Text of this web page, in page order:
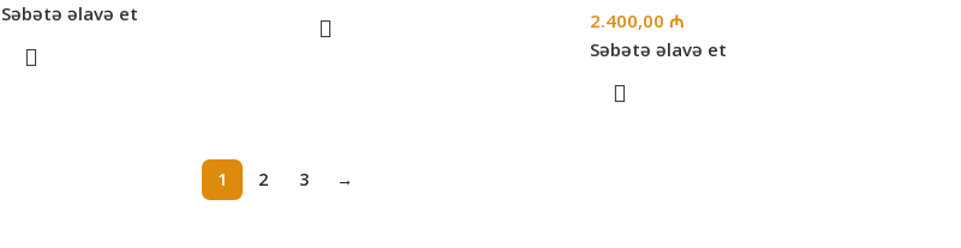
Səbətə əlavə et
2.400,00 ₼
Səbətə əlavə et
1 2 3 →